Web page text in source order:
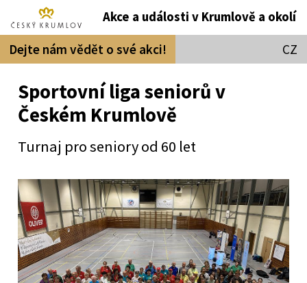
Akce a události v Krumlově a okolí
Dejte nám vědět o své akci! CZ
Sportovní liga seniorů v
Českém Krumlově
Turnaj pro seniory od 60 let